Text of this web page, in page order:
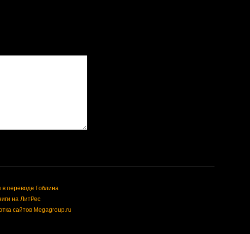
переводе Гоблина
на ЛитРес
сайтов Megagroup.ru